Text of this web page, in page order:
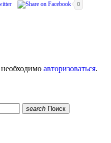
0
авторизоваться.
search Поиск